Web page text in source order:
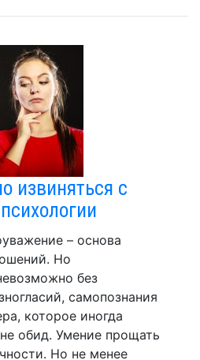
извиняться с
– основа
Но
без
самопознания
которое иногда
обид. Умение прощать
Но не менее